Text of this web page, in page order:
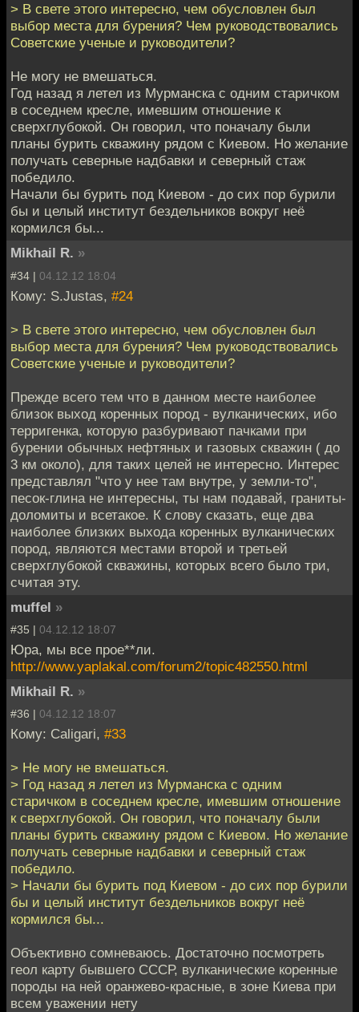
> В свете этого интересно, чем обусловлен был
выбор места для бурения? Чем руководствовались
Советские ученые и руководители?
Не могу не вмешаться.
Год назад я летел из Мурманска с одним старичком
в соседнем кресле, имевшим отношение к
сверхглубокой. Он говорил, что поначалу были
планы бурить скважину рядом с Киевом. Но желание
получать северные надбавки и северный стаж
победило.
Начали бы бурить под Киевом - до сих пор бурили
бы и целый институт бездельников вокруг неё
кормился бы...
Mikhail R. »
#34 | 04.12.12 18:04
Кому: S.Justas, #24
> В свете этого интересно, чем обусловлен был
выбор места для бурения? Чем руководствовались
Советские ученые и руководители?
Прежде всего тем что в данном месте наиболее
близок выход коренных пород - вулканических, ибо
терригенка, которую разбуривают пачками при
бурении обычных нефтяных и газовых скважин ( до
3 км около), для таких целей не интересно. Интерес
представлял "что у нее там внутре, у земли-то",
песок-глина не интересны, ты нам подавай, граниты-
доломиты и всетакое. К слову сказать, еще два
наиболее близких выхода коренных вулканических
пород, являются местами второй и третьей
сверхглубокой скважины, которых всего было три,
считая эту.
muffel »
#35 | 04.12.12 18:07
Юра, мы все прое**ли.
http://www.yaplakal.com/forum2/topic482550.html
Mikhail R. »
#36 | 04.12.12 18:07
Кому: Caligari, #33
> Не могу не вмешаться.
> Год назад я летел из Мурманска с одним
старичком в соседнем кресле, имевшим отношение
к сверхглубокой. Он говорил, что поначалу были
планы бурить скважину рядом с Киевом. Но желание
получать северные надбавки и северный стаж
победило.
> Начали бы бурить под Киевом - до сих пор бурили
бы и целый институт бездельников вокруг неё
кормился бы...
Объективно сомневаюсь. Достаточно посмотреть
геол карту бывшего СССР, вулканические коренные
породы на ней оранжево-красные, в зоне Киева при
всем уважении нету